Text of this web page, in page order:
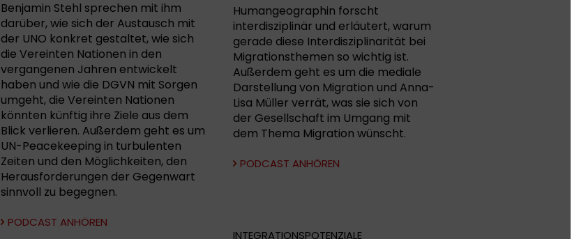
Humangeographin forscht
interdisziplinär und erläutert, warum
gerade diese Interdisziplinarität bei
Migrationsthemen so wichtig ist.
Außerdem geht es um die mediale
Darstellung von Migration und Anna-
Lisa Müller verrät, was sie sich von
der Gesellschaft im Umgang mit
dem Thema Migration wünscht.
PODCAST ANHÖREN
Benjamin Stehl sprechen mit ihm
darüber, wie sich der Austausch mit
der UNO konkret gestaltet, wie sich
die Vereinten Nationen in den
vergangenen Jahren entwickelt
haben und wie die DGVN mit Sorgen
umgeht, die Vereinten Nationen
könnten künftig ihre Ziele aus dem
Blick verlieren. Außerdem geht es um
UN-Peacekeeping in turbulenten
Zeiten und den Möglichkeiten, den
Herausforderungen der Gegenwart
sinnvoll zu begegnen.
PODCAST ANHÖREN
INTEGRATIONSPOTENZIALE